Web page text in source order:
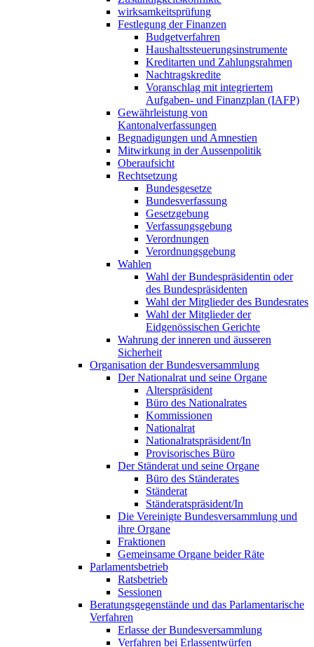
wirksamkeitsprüfung
Festlegung der Finanzen
Budgetverfahren
Haushaltssteuerungsinstrumente
Kreditarten und Zahlungsrahmen
Nachtragskredite
Voranschlag mit integriertem
Aufgaben- und Finanzplan (IAFP)
Gewährleistung von
Kantonalverfassungen
Begnadigungen und Amnestien
Mitwirkung in der Aussenpolitik
Oberaufsicht
Rechtsetzung
Bundesgesetze
Bundesverfassung
Gesetzgebung
Verfassungsgebung
Verordnungen
Verordnungsgebung
Wahlen
Wahl der Bundespräsidentin oder
des Bundespräsidenten
Wahl der Mitglieder des Bundesrates
Wahl der Mitglieder der
Eidgenössischen Gerichte
Wahrung der inneren und äusseren
Sicherheit
Organisation der Bundesversammlung
Der Nationalrat und seine Organe
Alterspräsident
Büro des Nationalrates
Kommissionen
Nationalrat
Nationalratspräsident/In
Provisorisches Büro
Der Ständerat und seine Organe
Büro des Ständerates
Ständerat
Ständeratspräsident/In
Die Vereinigte Bundesversammlung und
ihre Organe
Fraktionen
Gemeinsame Organe beider Räte
Parlamentsbetrieb
Ratsbetrieb
Sessionen
Beratungsgegenstände und das Parlamentarische
Verfahren
Erlasse der Bundesversammlung
Verfahren bei Erlassentwürfen